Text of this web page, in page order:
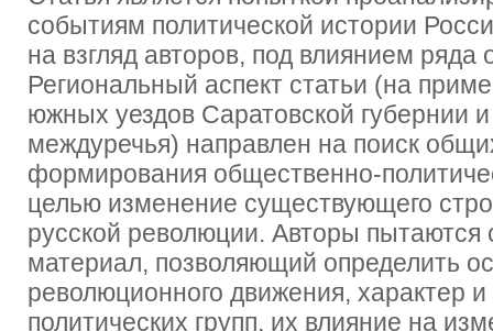
событиям политической истории
на взгляд авторов, под влиянием
Региональный аспект статьи (на
южных уездов Саратовской губернии
междуречья) направлен на поиск
формирования общественно-
целью изменение существующего
русской революции. Авторы
материал, позволяющий определить
революционного движения, характер
политических групп, их влияние на